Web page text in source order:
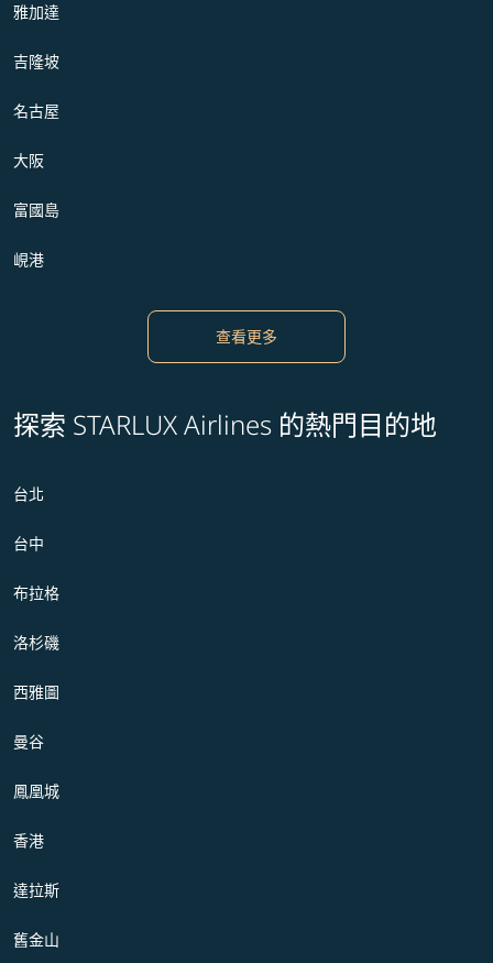
雅加達
吉隆坡
名古屋
大阪
富國島
峴港
查看更多
探索 STARLUX Airlines 的熱門目的地
台北
台中
布拉格
洛杉磯
西雅圖
曼谷
鳳凰城
香港
達拉斯
舊金山